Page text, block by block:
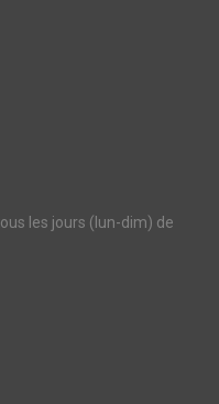
les jours (lun-dim) de